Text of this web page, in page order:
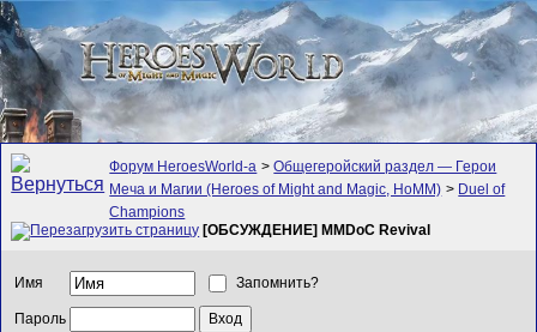
Форум HeroesWorld-а >Общегеройский раздел — Герои
Меча и Магии (Heroes of Might and Magic, HoMM) > Duel of
Champions
[ОБСУЖДЕНИЕ] MMDoC Revival
Имя Запомнить?
Пароль